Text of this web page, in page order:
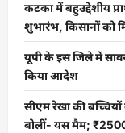
कटका में बहुउद्देशीय
शुभारंभ, किसानों को
यूपी के इस जिले में
किया आदेश
सीएम रेखा की
बोलीं- यस मैम;